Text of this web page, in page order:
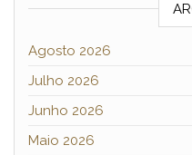
Agosto 2026
Julho 2026
Junho 2026
Maio 2026